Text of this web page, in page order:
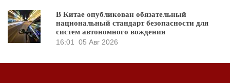
В Китае опубликован обязательный
национальный стандарт безопасности для
систем автономного вождения
16:01
05 Авг 2026